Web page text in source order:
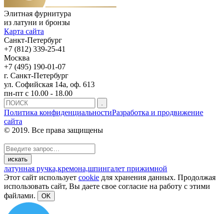
Элитная фурнитура
из латуни и бронзы
Карта сайта
Санкт-Петербург
+7 (812) 339-25-41
Москва
+7 (495) 190-01-07
г. Санкт-Петербург
ул. Софийская 14а, оф. 613
пн-пт с 10.00 - 18.00
Политика конфиденциальностиРазработка и продвижение
сайта
© 2019. Все права защищены
латунная ручка,кремона,шпингалет прижимной
Этот сайт использует cookie для хранения данных. Продолжая
использовать сайт, Вы даете свое согласие на работу с этими
файлами.
OK